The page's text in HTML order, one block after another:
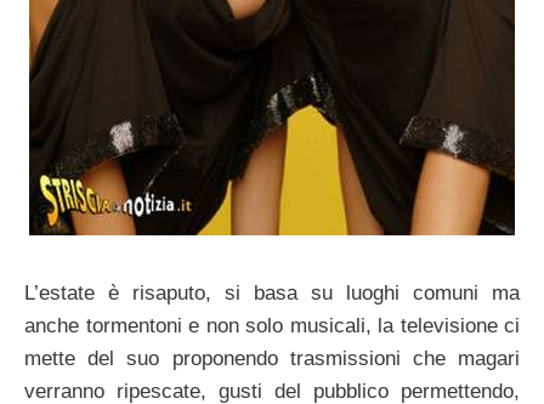
L’estate è risaputo, si basa su luoghi comuni ma
anche tormentoni e non solo musicali, la televisione ci
mette del suo proponendo trasmissioni che magari
verranno ripescate, gusti del pubblico permettendo,